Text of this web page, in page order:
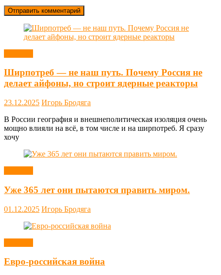
Ширпотреб — не наш путь. Почему Россия не
делает айфоны, но строит ядерные реакторы
23.12.2025 Игорь Бродяга
В России география и внешнеполитическая изоляция очень
мощно влияли на всё, в том числе и на ширпотреб. Я сразу
хочу
Уже 365 лет они пытаются править миром.
01.12.2025 Игорь Бродяга
Евро-российская война